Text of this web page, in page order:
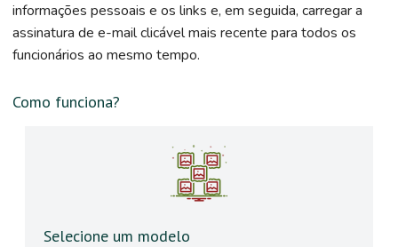
informações pessoais e os links e, em seguida, carregar a
assinatura de e-mail clicável mais recente para todos os
funcionários ao mesmo tempo.
Como funciona?
Selecione um modelo